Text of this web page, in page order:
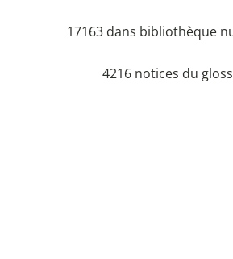
17163 dans bibliothèque
4216 notices du